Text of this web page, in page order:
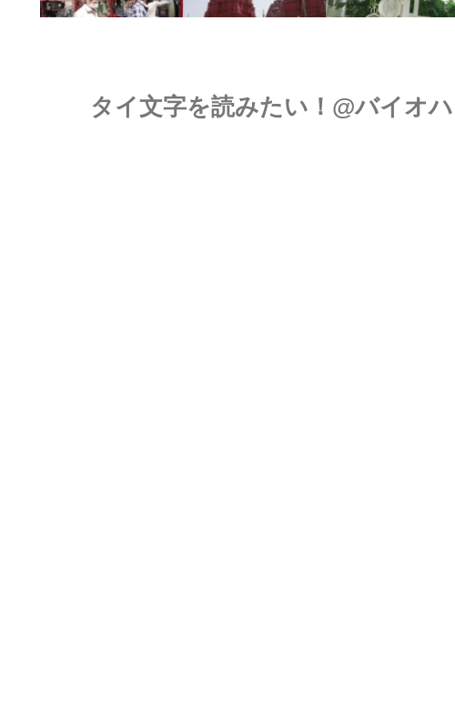
タイ文字を読みたい！@バイオ